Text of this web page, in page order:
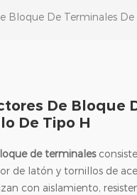
Bloque De Terminales
De Bloque
De Tipo H
de terminalesconsiste
de latón y tornillos de
con aislamiento,